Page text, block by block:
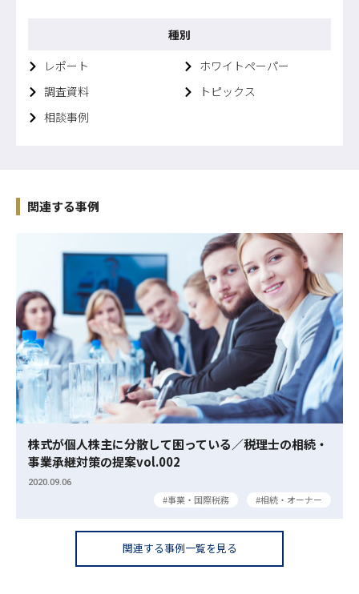
種別
レポート
ホワイトペーパー
調査資料
トピックス
相談事例
関連する事例
株式が個人株主に分散して困っている／税理士の相続・
事業承継対策の提案vol.002
2020.09.06
事業・国際税務 相続・オーナー
関連する事例一覧を見る